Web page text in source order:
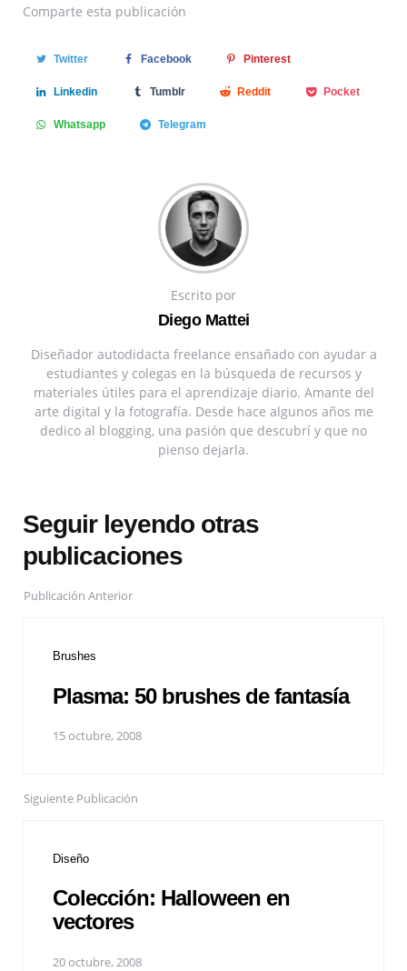
Comparte esta publicación
Twitter Facebook Pinterest
Linkedin Tumblr Reddit Pocket
Whatsapp Telegram
Escrito por
Diego Mattei
Diseñador autodidacta freelance ensañado con ayudar a
estudiantes y colegas en la búsqueda de recursos y
materiales útiles para el aprendizaje diario. Amante del
arte digital y la fotografía. Desde hace algunos años me
dedico al blogging, una pasión que descubrí y que no
pienso dejarla.
Seguir leyendo otras
publicaciones
Publicación Anterior
Brushes
Plasma: 50 brushes de fantasía
15 octubre, 2008
Siguiente Publicación
Diseño
Colección: Halloween en
vectores
20 octubre, 2008